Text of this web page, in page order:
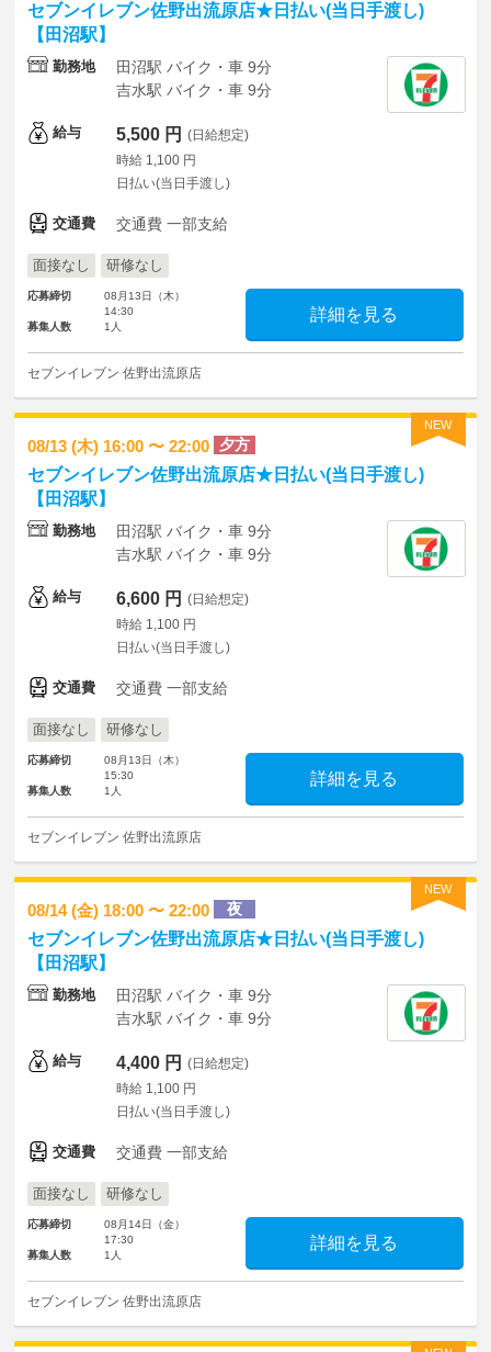
セブンイレブン佐野出流原店★日払い(当日手渡し)
【田沼駅】
勤務地
田沼駅 バイク・車 9分
吉水駅 バイク・車 9分
給与 5,500 円 (日給想定)
時給 1,100 円
日払い(当日手渡し)
交通費 交通費 一部支給
面接なし 研修なし
応募締切
08月13日（木）
14:30
募集人数
1人
詳細を見る
セブンイレブン 佐野出流原店
NEW
08/13 (木) 16:00 〜 22:00 夕方
セブンイレブン佐野出流原店★日払い(当日手渡し)
【田沼駅】
勤務地
田沼駅 バイク・車 9分
吉水駅 バイク・車 9分
給与 6,600 円 (日給想定)
時給 1,100 円
日払い(当日手渡し)
交通費 交通費 一部支給
面接なし 研修なし
応募締切
08月13日（木）
15:30
募集人数
1人
詳細を見る
セブンイレブン 佐野出流原店
NEW
08/14 (金) 18:00 〜 22:00 夜
セブンイレブン佐野出流原店★日払い(当日手渡し)
【田沼駅】
勤務地
田沼駅 バイク・車 9分
吉水駅 バイク・車 9分
給与 4,400 円 (日給想定)
時給 1,100 円
日払い(当日手渡し)
交通費 交通費 一部支給
面接なし 研修なし
応募締切
08月14日（金）
17:30
募集人数
1人
詳細を見る
セブンイレブン 佐野出流原店